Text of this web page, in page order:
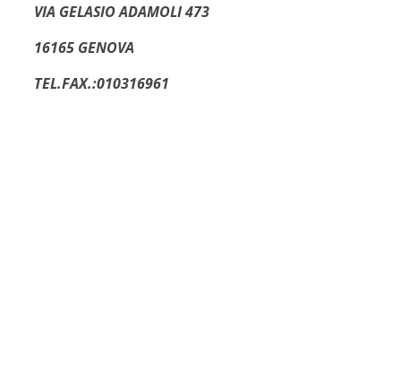
Contattaci
VIA GELASIO ADAMOLI 473
16165 GENOVA
TEL.FAX.:010316961